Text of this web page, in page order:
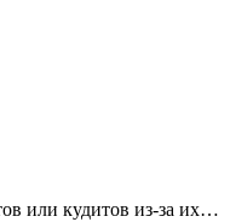
или кудитов из-за их…